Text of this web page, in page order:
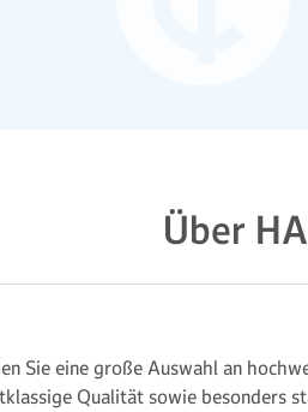
Über
Sie eine große Auswahl an
Qualität sowie besonders